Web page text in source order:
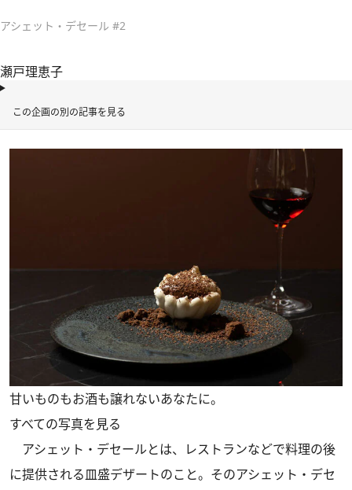
アシェット・デセール #2
瀬戸理恵子
この企画の別の記事を見る
甘いものもお酒も譲れないあなたに。
すべての写真を見る
アシェット・デセールとは、レストランなどで料理の後
に提供される皿盛デザートのこと。そのアシェット・デセ